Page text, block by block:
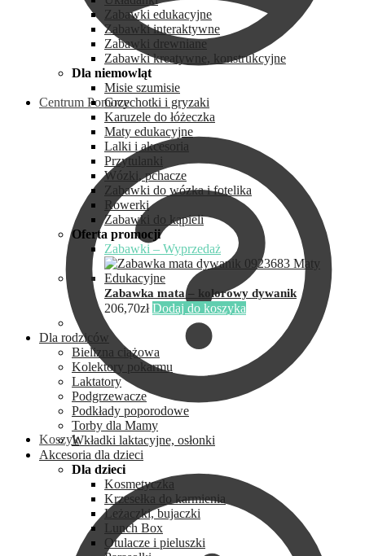
Centrum Pomocy
Koszyk
Zabawki edukacyjne
Zabawki interaktywne
Zabawki drewniane
Zabawki kreatywne, konstrukcyjne
Dla niemowląt
Misie szumisie
Grzechotki i gryzaki
Karuzele do łóżeczka
Maty edukacyjne
Lalki i akcesoria
Przytulanki
Wózki, pchacze
Zabawki do wózka i fotelika
Rowerki
Zabawki do kąpieli
Oferta promocji
Zabawki – Wyprzedaż
Zabawka mata – kolorowy dywanik
206,70zł Dodaj do koszyka
Dla rodziców
Bielizna ciążowa
Kolektory pokarmu
Laktatory
Podgrzewacze
Podkłady poporodowe
Torby dla Mamy
Wkładki laktacyjne, osłonki
Akcesoria dla dzieci
Dla dzieci
Kosmetyczka
Krzesełka do karmienia
Leżaczki, bujaczki
Lunch Box
Otulacze i pieluszki